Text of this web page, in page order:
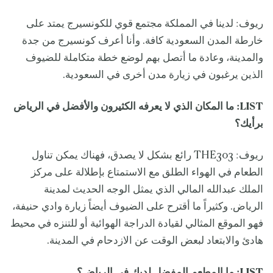
ريوف: لدينا في المملكة مجتمع قوي للكونسيرج يمتد على
خارطة المدن السعودية كافة. وأنا أعرف كونسيرج من جدة
والمدينة، وعادة ما أتصل بهم لوضع خطة متكاملة للضيوف
الذين يرغبون في زيارة مدن أخرى في السعودية.
LIST: ما المكان الذي لا يعرفه الكثيرون والأفضل في الرياض
برأيك؟
ريوف: THE303 رائع بشكل لا يصدق، فهناك يمكن تناول
الطعام في الهواء الطلق مع الاستمتاع بإطلالة على مركز
الملك عبدالله المالي الذي يمثل الوجه الحديث لمدينة
الرياض. وكثيراً ما أقترح على الضيوف أيضاً زيارة وادي حنيفة،
فهو الموقع المثالي لقيادة الدراجة الهوائية أو للتنزه في محيط
هادئ والابتعاد لبعض الوقت عن الازدحام في المدينة.